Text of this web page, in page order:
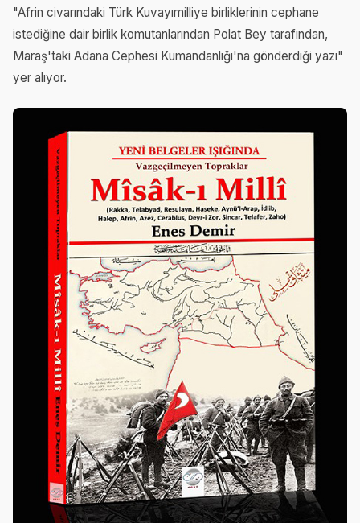
"Afrin civarındaki Türk Kuvayımilliye birliklerinin cephane
istediğine dair birlik komutanlarından Polat Bey tarafından,
Maraş'taki Adana Cephesi Kumandanlığı'na gönderdiği yazı"
yer alıyor.